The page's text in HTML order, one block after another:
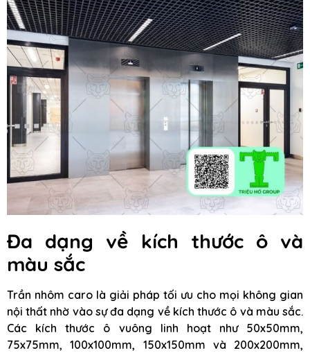
Đa dạng về kích thước ô và
màu sắc
Trần nhôm caro là giải pháp tối ưu cho mọi không gian
nội thất nhờ vào sự đa dạng về kích thước ô và màu sắc.
Các kích thước ô vuông linh hoạt như 50x50mm,
75x75mm, 100x100mm, 150x150mm và 200x200mm,